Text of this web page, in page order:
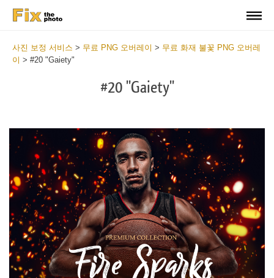
사진 보정 서비스 > 무료 PNG 오버레이 > 무료 화재 불꽃 PNG 오버레
이 > #20 "Gaiety"
#20 "Gaiety"